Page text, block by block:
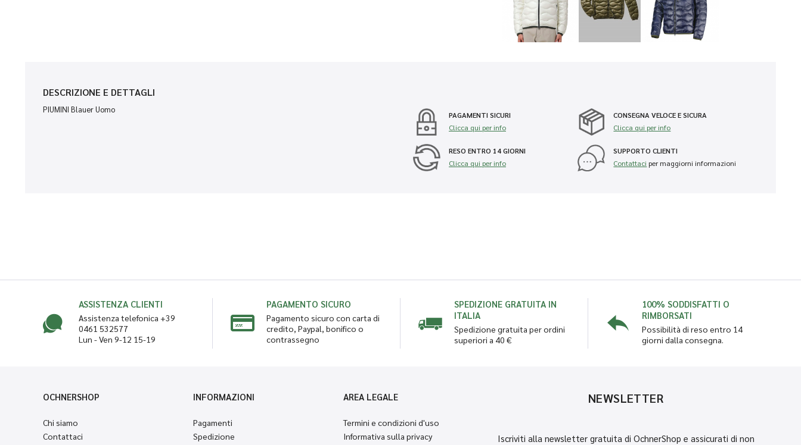
DESCRIZIONE E DETTAGLI
PIUMINI Blauer Uomo
PAGAMENTI SICURI
Clicca qui per info
CONSEGNA VELOCE E SICURA
Clicca qui per info
RESO ENTRO 14 GIORNI
Clicca qui per info
SUPPORTO CLIENTI
Contattaci per maggiorni informazioni
ASSISTENZA CLIENTI
Assistenza telefonica +39
0461 532577
Lun - Ven 9-12 15-19
PAGAMENTO SICURO
Pagamento sicuro con carta di
credito, Paypal, bonifico o
contrassegno
SPEDIZIONE GRATUITA IN
ITALIA
Spedizione gratuita per ordini
superiori a 40 €
100% SODDISFATTI O
RIMBORSATI
Possibilità di reso entro 14
giorni dalla consegna.
OCHNERSHOP
Chi siamo
Contattaci
INFORMAZIONI
Pagamenti
Spedizione
AREA LEGALE
Termini e condizioni d'uso
Informativa sulla privacy
NEWSLETTER
Iscriviti alla newsletter gratuita di OchnerShop e assicurati di non